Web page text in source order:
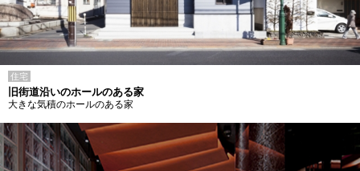
住宅
旧街道沿いのホールのある家
大きな気積のホールのある家